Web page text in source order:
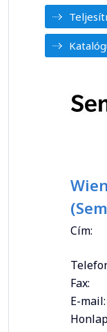
Cím:
Fax:
E-mail: